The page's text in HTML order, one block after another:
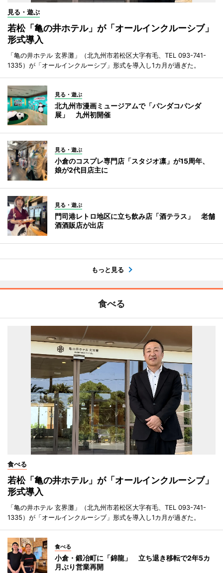
見る・遊ぶ
若松「亀の井ホテル」が「オールインクルーシブ」
形式導入
「亀の井ホテル 玄界灘」（北九州市若松区大字有毛、TEL 093-741-
1335）が「オールインクルーシブ」形式を導入し1カ月が過ぎた。
見る・遊ぶ
北九州市漫画ミュージアムで「パンダコパンダ
展」 九州初開催
見る・遊ぶ
小倉のコスプレ専門店「スタジオ凛」が15周年、
娘が2代目店主に
見る・遊ぶ
門司港レトロ地区に立ち飲み店「酒テラス」 老舗
酒酒販店が出店
もっと見る
食べる
食べる
若松「亀の井ホテル」が「オールインクルーシブ」
形式導入
「亀の井ホテル 玄界灘」（北九州市若松区大字有毛、TEL 093-741-
1335）が「オールインクルーシブ」形式を導入し1カ月が過ぎた。
食べる
小倉・鍛冶町に「錦龍」 立ち退き移転で2年5カ
月ぶり営業再開